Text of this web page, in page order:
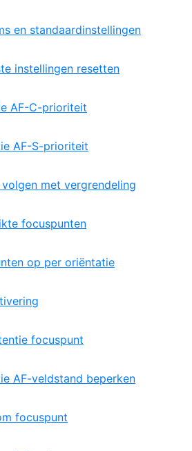
en standaardinstellingen
instellingen resetten
AF-C-prioriteit
AF-S-prioriteit
volgen met vergrendeling
focuspunten
op per oriëntatie
focuspunt
AF-veldstand beperken
focuspunt